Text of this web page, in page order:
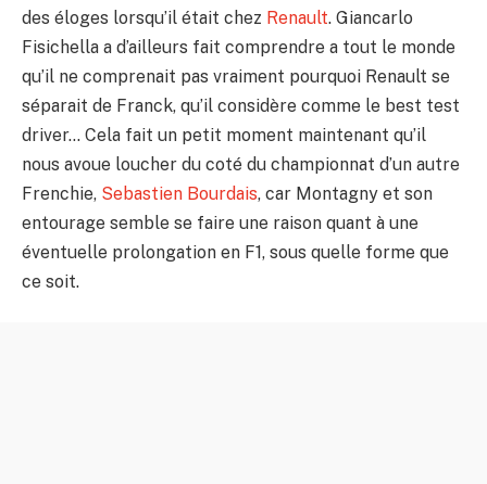
des éloges lorsqu’il était chez Renault. Giancarlo
Fisichella a d’ailleurs fait comprendre a tout le monde
qu’il ne comprenait pas vraiment pourquoi Renault se
séparait de Franck, qu’il considère comme le best test
driver… Cela fait un petit moment maintenant qu’il
nous avoue loucher du coté du championnat d’un autre
Frenchie, Sebastien Bourdais, car Montagny et son
entourage semble se faire une raison quant à une
éventuelle prolongation en F1, sous quelle forme que
ce soit.